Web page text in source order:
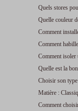
Quels stores
Quelle couleur
Comment
Comment
Comment isoler
Quelle est la
Choisir son type
Matière :
Comment